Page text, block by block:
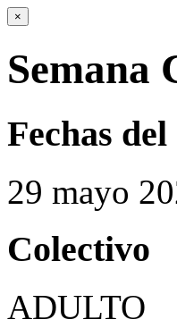
×
Semana
Fechas del
29 mayo
Colectivo
ADULTO